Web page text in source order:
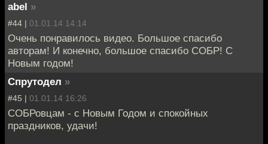
abel »
#44 | 01.01.14 14:14
Очень понравилось видео. Большое спасибо
авторам! И конечно, большое спасибо СОБР! С
Новым годом!
Спрутодел »
#45 | 01.01.14 16:26
СОБРовцам - с Новым Годом и спокойных
праздников, удачи!